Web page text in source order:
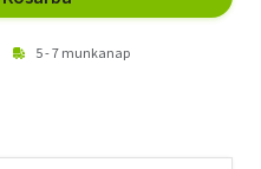
5 - 7 munkanap